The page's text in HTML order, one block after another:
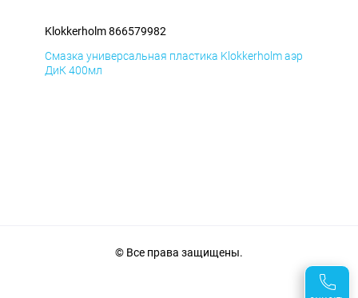
Klokkerholm 866579982
Смазка универсальная пластика Klokkerholm аэр
ДиК 400мл
© Все права защищены.